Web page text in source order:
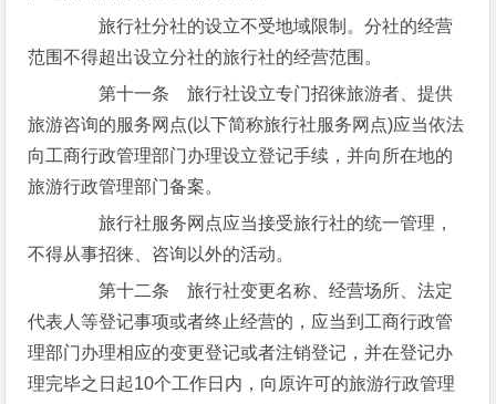
旅行社分社的设立不受地域限制。分社的经营
范围不得超出设立分社的旅行社的经营范围。
第十一条 旅行社设立专门招徕旅游者、提供
旅游咨询的服务网点(以下简称旅行社服务网点)应当依法
向工商行政管理部门办理设立登记手续，并向所在地的
旅游行政管理部门备案。
旅行社服务网点应当接受旅行社的统一管理，
不得从事招徕、咨询以外的活动。
第十二条 旅行社变更名称、经营场所、法定
代表人等登记事项或者终止经营的，应当到工商行政管
理部门办理相应的变更登记或者注销登记，并在登记办
理完毕之日起10个工作日内，向原许可的旅游行政管理